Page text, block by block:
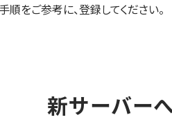
をご参考に、登録してください。
新サーバー